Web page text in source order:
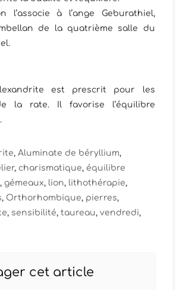
l’associe à l’ange Geburathiel,
de la quatrième salle du
est prescrit pour les
la rate. Il favorise l’équilibre
,Aluminate de béryllium,
, charismatique, équilibre
, gémeaux, lion, lithothérapie,
, Orthorhombique, pierres,
, sensibilité,taureau,vendredi,
cet article